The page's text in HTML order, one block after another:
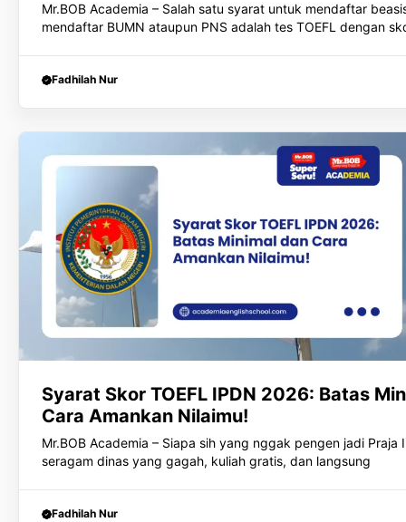
Mr.BOB Academia – Salah satu syarat untuk mendaftar
mendaftar BUMN ataupun PNS adalah tes TOEFL dengan
Fadhilah Nur
Syarat Skor TOEFL IPDN 2026: Batas
Cara Amankan Nilaimu!
Mr.BOB Academia – Siapa sih yang nggak pengen jadi Praja
seragam dinas yang gagah, kuliah gratis, dan langsung
Fadhilah Nur